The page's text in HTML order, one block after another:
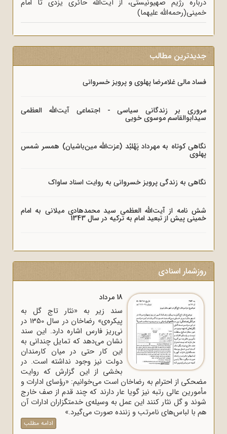
درباره رژیم صهیونیستی، از آیت‌الله حائری یزدی تا امام
خمینی(رحمه‌الله علیهما)
جدیدترین مطالب
فساد مالی غلامرضا پهلوی و پرویز خسروانی
مروری بر زندگانی سیاسی - اجتماعی آیت‌الله العظمی
سیدابوالقاسم موسوی خویی
نگاهی کوتاه به مهرداد پَهْلبُد (عزت‌الله مین‌باشیان) همسر شمس
پهلوی
نگاهی به زندگی پرویز خسروانی به روایت اسناد ساواک
شش نامه از آیت‌الله العظمی سید محمدهادی میلانی به امام
خمینی پیش از تبعید امام به ترکیه در سال 1343
روزشمار اسنادی
18 مرداد
سند زیر به «نثار تاج گل به
پیکره‌ی» رضاخان در سال 1350 در
نی‌ریز فارس اشاره دارد. این سند
نشان می‌دهد که تمایل چندانی به
این کار حتی در میان کارمندان
دولت نیز وجود نداشته است. در
بخشی از این گزارش که روایت
مضحکی از احترام به رضاخان است می‌خوانیم: «رؤسای ادارات و
مأمورین عالی رتبه نیز گویا عار دارند که چند قدم از صف خارج
شوند و گل نثار کنند این عمل به وسیله‌ی خدمتگزاران ادارات آن
هم با لباس‌های نامرتب و زننده صورت می‌گیرد.»
ادامه مطلب